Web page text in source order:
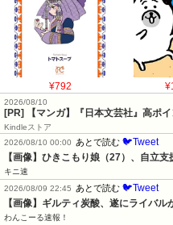
¥792
2026/08/10
[PR] 【マンガ】『日本文芸社』高ポ
Kindleストア
2026/08/10 00:00
あとで読む 🐦Tweet
【画像】ひきこもり娘（27）、自立
キニ速
2026/08/09 22:45
あとで読む 🐦Tweet
【画像】ギルティ炭酸、遂にライバル
わんこーる速報！